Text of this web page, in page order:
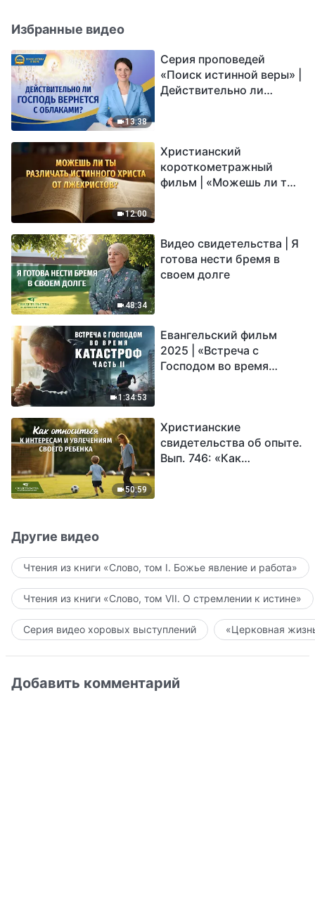
Избранные видео
13:38
Серия проповедей
«Поиск истинной веры» |
Действительно ли
12:00
Христианский
короткометражный
фильм | «Можешь ли ты
48:34
Видео свидетельства | Я
готова нести бремя в
своем долге
1:34:53
Евангельский фильм
2025 | «Встреча с
Господом во время
обрести Божье
спасение?
50:59
Христианские
свидетельства об опыте.
Вып. 746: «Как
Другие видео
Чтения из книги «Слово, том I. Божье явление и работа»
Чтения из книги «Слово, том VII. О стремлении к истине»
Серия видео хоровых выступлений «Церковная
Добавить комментарий